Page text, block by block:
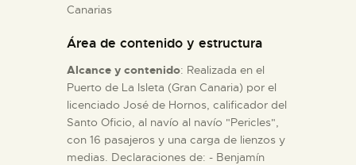
ESPAÑOL
Canarias
Área de contenido y estructura
Alcance y contenido: Realizada en el
Puerto de La Isleta (Gran Canaria) por el
licenciado José de Hornos, calificador del
Santo Oficio, al navío al navío "Pericles",
con 16 pasajeros y una carga de lienzos y
medias. Declaraciones de: - Benjamín